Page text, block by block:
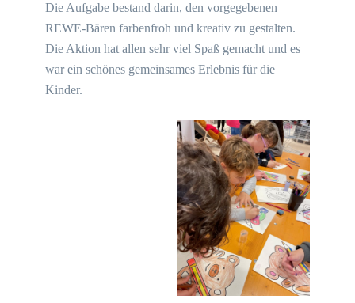
Die Aufgabe bestand darin, den vorgegebenen
REWE-Bären farbenfroh und kreativ zu gestalten.
Die Aktion hat allen sehr viel Spaß gemacht und es
war ein schönes gemeinsames Erlebnis für die
Kinder.